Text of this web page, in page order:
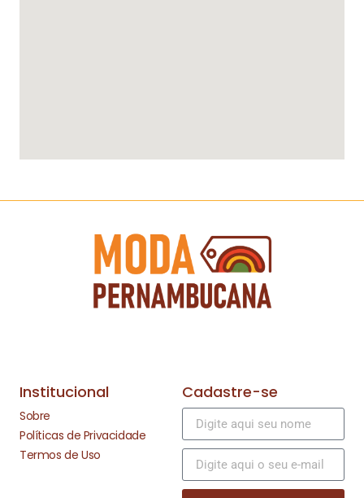
Institucional
Sobre
Políticas de Privacidade
Termos de Uso
Cadastre-se